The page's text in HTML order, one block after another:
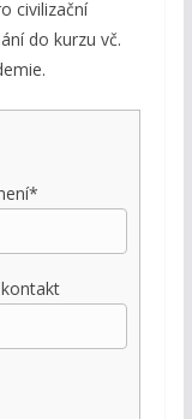
civilizační
do kurzu vč.